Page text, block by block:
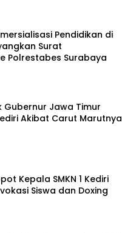
Pendidikan di
Surat
Polrestabes Surabaya
Akibat Carut Marutnya
Kepala SMKN 1 Kediri
Siswa dan Doxing